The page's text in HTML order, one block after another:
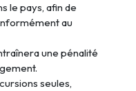
le pays, afin de
au
une pénalité
seules,